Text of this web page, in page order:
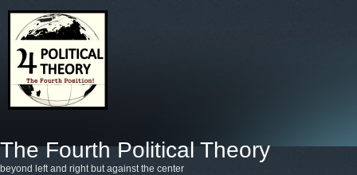
The Fourth Political Theory
beyond left and right but against the center